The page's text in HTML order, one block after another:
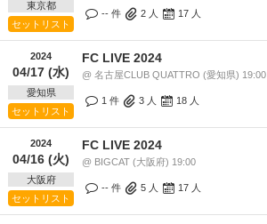
東京都
セットリスト
-- 件 2 人 17 人
2024
04/17 (水)
愛知県
セットリスト
FC LIVE 2024
@ 名古屋CLUB QUATTRO (愛知県) 19:00
1 件 3 人 18 人
2024
04/16 (火)
大阪府
セットリスト
FC LIVE 2024
@ BIGCAT (大阪府) 19:00
-- 件 5 人 17 人